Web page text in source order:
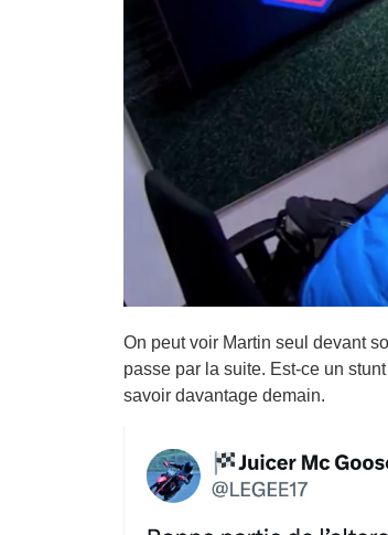
On peut voir Martin seul devant
passe par la suite. Est-ce un
savoir davantage demain.